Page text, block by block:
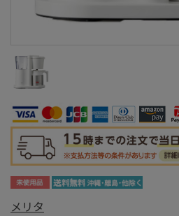
メリタ